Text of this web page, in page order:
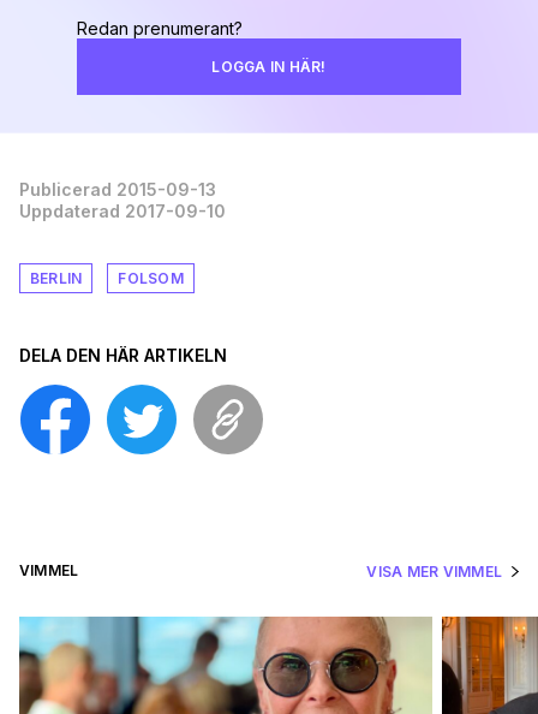
Redan prenumerant?
LOGGA IN HÄR!
Publicerad 2015-09-13
Uppdaterad 2017-09-10
BERLIN FOLSOM
DELA DEN HÄR ARTIKELN
VIMMEL VISA MER VIMMEL